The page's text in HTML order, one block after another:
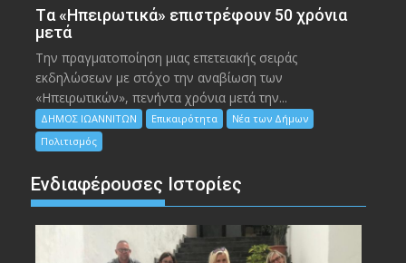
Tα «Ηπειρωτικά» επιστρέφουν 50 χρόνια
μετά
Την πραγματοποίηση μιας επετειακής σειράς
εκδηλώσεων με στόχο την αναβίωση των
«Ηπειρωτικών», πενήντα χρόνια μετά την...
ΔΗΜΟΣ ΙΩΑΝΝΙΤΩΝ Επικαιρότητα
Νέα των Δήμων
Πολιτισμός
Ενδιαφέρουσες Ιστορίες